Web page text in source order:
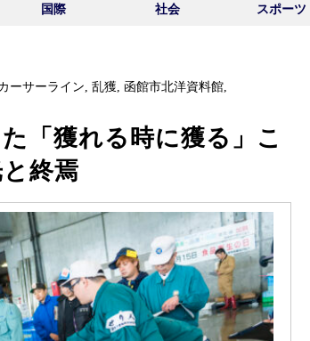
国際 社会 スポーツ
ーサーライン,乱獲,函館市北洋資料館,
「獲れる時に獲る」こ
終焉